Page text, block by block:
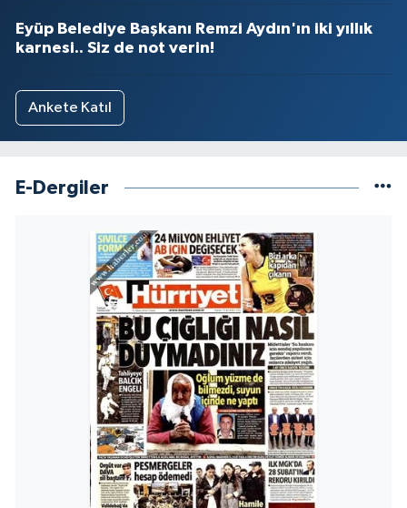
Eyüp Belediye Başkanı Remzi Aydın'ın iki yıllık
karnesi.. Siz de not verin!
Ankete Katıl
E-Dergiler